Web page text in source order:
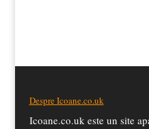
Despre Icoane.co.uk
Icoane.co.uk este un site